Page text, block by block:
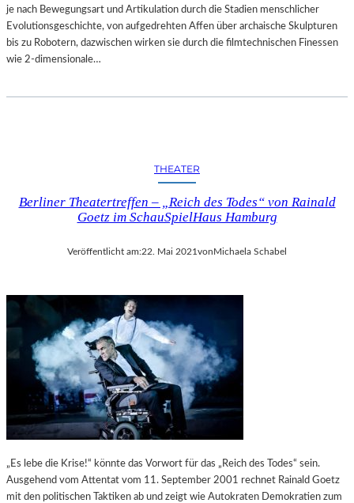
je nach Bewegungsart und Artikulation durch die Stadien menschlicher
Evolutionsgeschichte, von aufgedrehten Affen über archaische Skulpturen
bis zu Robotern, dazwischen wirken sie durch die filmtechnischen Finessen
wie 2-dimensionale…
THEATER
Berliner Theatertreffen – „Reich des Todes“ von Rainald
Goetz im SchauSpielHaus Hamburg
Veröffentlicht am:22. Mai 2021von Michaela Schabel
„Es lebe die Krise!“ könnte das Vorwort für das „Reich des Todes“ sein.
Ausgehend vom Attentat vom 11. September 2001 rechnet Rainald Goetz
mit den politischen Taktiken ab und zeigt wie Autokraten Demokratien zum